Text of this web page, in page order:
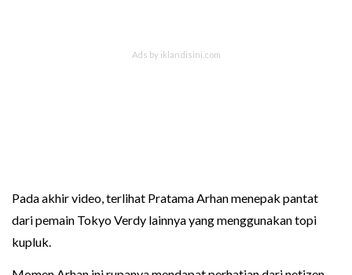
Pada akhir video, terlihat Pratama Arhan menepak pantat
dari pemain Tokyo Verdy lainnya yang menggunakan topi
kupluk.